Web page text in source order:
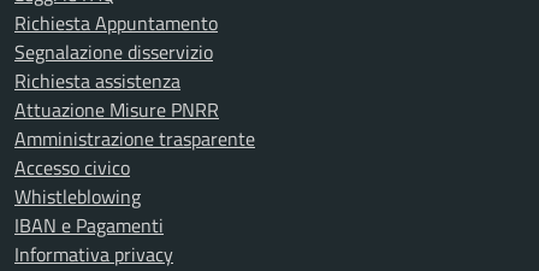
Richiesta Appuntamento
Segnalazione disservizio
Richiesta assistenza
Attuazione Misure PNRR
Amministrazione trasparente
Accesso civico
Whistleblowing
IBAN e Pagamenti
Informativa privacy